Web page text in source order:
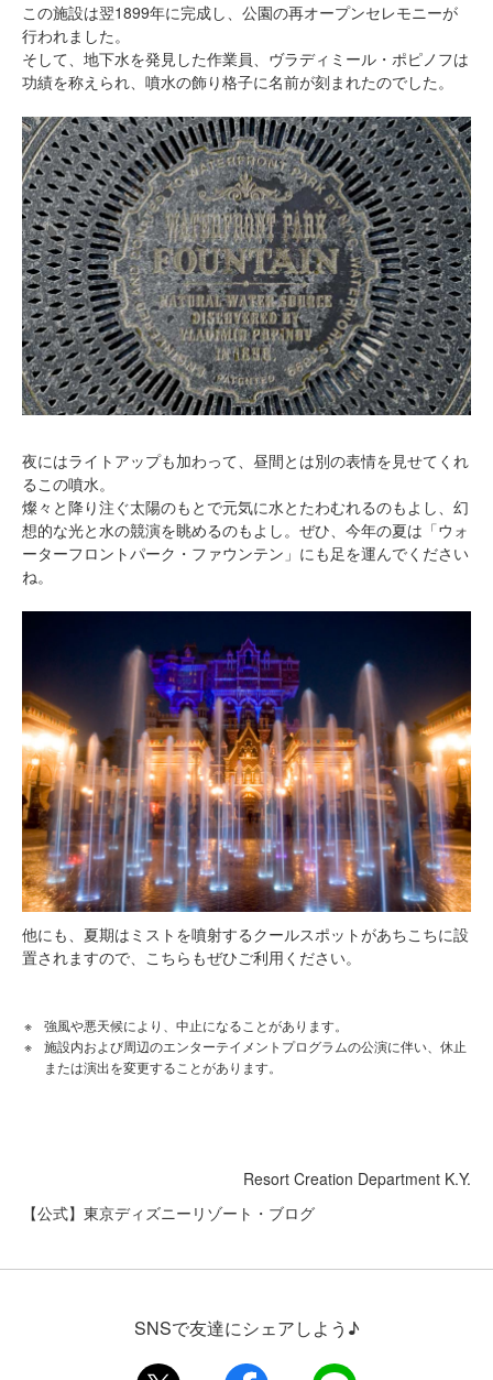
この施設は翌1899年に完成し、公園の再オープンセレモニーが
行われました。
そして、地下水を発見した作業員、ヴラディミール・ポピノフは
功績を称えられ、噴水の飾り格子に名前が刻まれたのでした。
夜にはライトアップも加わって、昼間とは別の表情を見せてくれ
るこの噴水。
燦々と降り注ぐ太陽のもとで元気に水とたわむれるのもよし、幻
想的な光と水の競演を眺めるのもよし。ぜひ、今年の夏は「ウォ
ーターフロントパーク・ファウンテン」にも足を運んでください
ね。
他にも、夏期はミストを噴射するクールスポットがあちこちに設
置されますので、こちらもぜひご利用ください。
強風や悪天候により、中止になることがあります。
施設内および周辺のエンターテイメントプログラムの公演に伴い、休止
または演出を変更することがあります。
Resort Creation Department K.Y.
【公式】東京ディズニーリゾート・ブログ
SNSで友達にシェアしよう♪